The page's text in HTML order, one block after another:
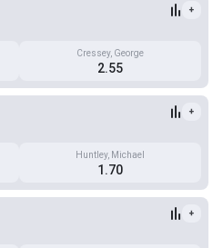
+
Cressey, George
2.55
+
Huntley, Michael
1.70
+